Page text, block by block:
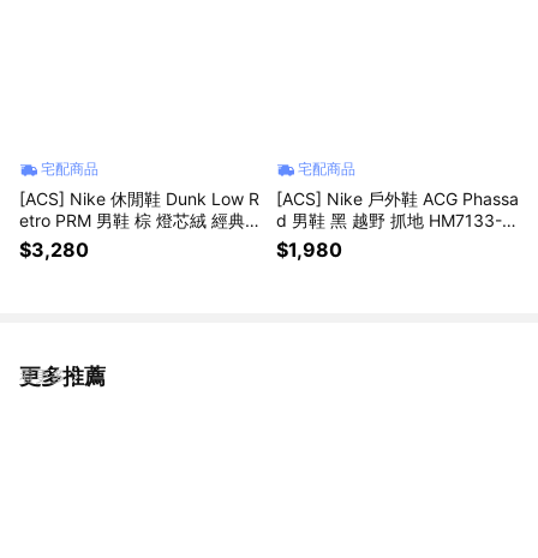
宅配商品
[ACS] Nike 休閒鞋 Dunk Low R
etro PRM 男鞋 棕 燈芯絨 經典 I
B7746-201
$3,280
宅配商品
[ACS] Nike 戶外鞋 ACG Phassa
d 男鞋 黑 越野 抓地 HM7133-0
03
$1,980
更多推薦
看更多